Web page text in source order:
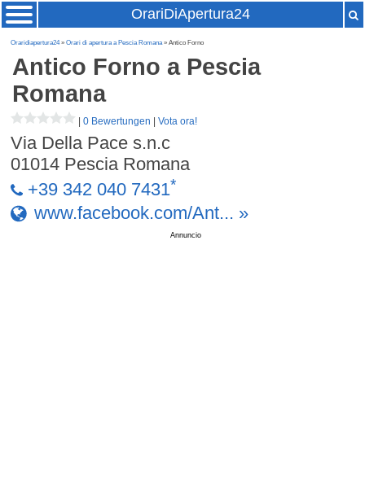
OrariDiApertura24
Oraridiapertura24»Orari di apertura a Pescia Romana» Antico Forno
Antico Forno a Pescia
Romana
|0 Bewertungen |Vota ora!
Via Della Pace s.n.c
01014 Pescia Romana
+39 342 040 7431*
www.facebook.com/Ant... »
Annuncio